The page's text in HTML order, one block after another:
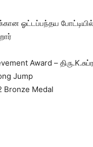
ஓட்டப்பந்தய போட்டியில்
Award –
Jump
Bronze Medal